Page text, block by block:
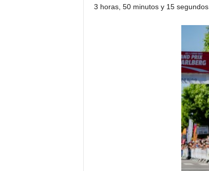
3 horas, 50 minutos y 15 segundos.